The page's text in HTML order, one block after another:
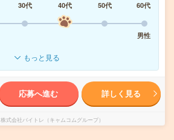
30代 40代 50代
60代
男性
もっと見る
応募へ進む 詳しく見る
株式会社バイトレ（キャムコムグループ）